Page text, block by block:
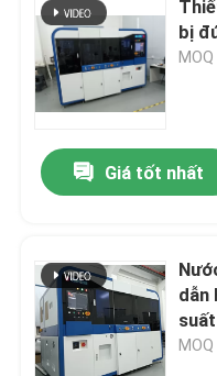
bị
Giá tốt nhất
dẫn